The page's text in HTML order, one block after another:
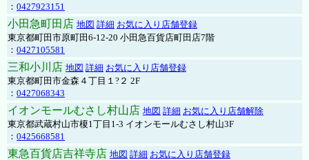
： 0427923151
小田急町田店 地図 詳細 お気に入り店舗登録
東京都町田市原町田6-12-20 小田急百貨店町田店7階
： 0427105581
三和小川店 地図 詳細 お気に入り店舗登録
東京都町田市金森４丁目１?２ 2F
： 0427068343
イオンモールむさし村山店 地図 詳細 お気に入り店舗解除
東京都武蔵村山市榎1丁目1-3 イオンモールむさし村山3F
： 0425668581
東急百貨店吉祥寺店 地図 詳細 お気に入り店舗登録